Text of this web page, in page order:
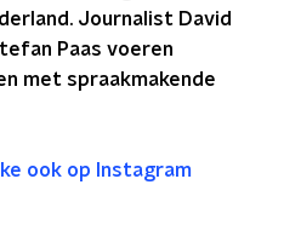
Journalist David
Paas voeren
met spraakmakende
ook op Instagram